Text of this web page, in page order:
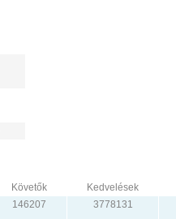
Követők
Kedvelések
146207 3778131